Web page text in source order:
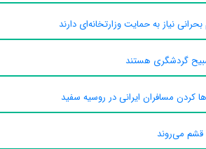
نیاز به حمایت وزارتخانه‌ای دارند
گردشگری هستند
کردن مسافران ایرانی در روسیه سفید
قشم می‌روند